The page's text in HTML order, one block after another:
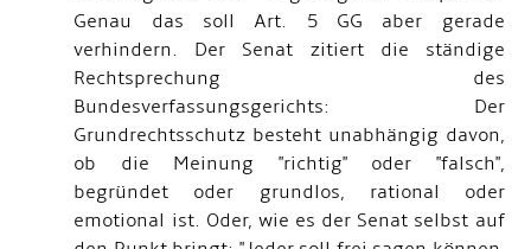
Genau das soll Art. 5 GG aber gerade
verhindern. Der Senat zitiert die ständige
Rechtsprechung des
Bundesverfassungsgerichts: Der
Grundrechtsschutz besteht unabhängig davon,
ob die Meinung "richtig" oder "falsch",
begründet oder grundlos, rational oder
emotional ist. Oder, wie es der Senat selbst auf